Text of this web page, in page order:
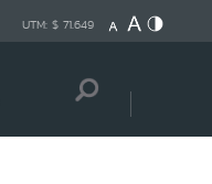
UTM: $ 71.649